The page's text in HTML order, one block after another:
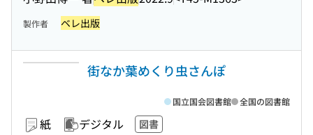
製作者 ベレ出版
街なか葉めくり虫さんぽ
紙 デジタル 図書
国立国会図書館 全国の図書館